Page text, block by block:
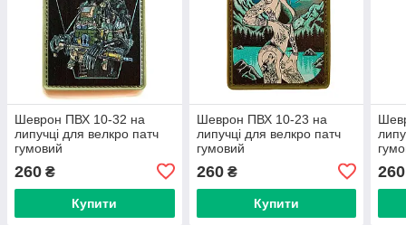
Шеврон ПВХ 10-32 на
липучці для велкро патч
гумовий
260 ₴
Купити
Шеврон ПВХ 10-23 на
липучці для велкро патч
гумовий
260₴
Купити
260